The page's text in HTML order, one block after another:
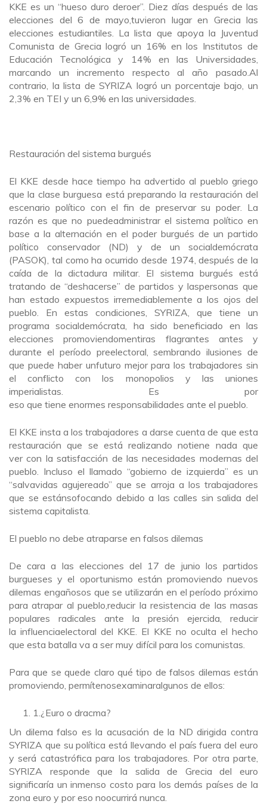
KKE es un “hueso duro deroer”. Diez días después de las
elecciones del 6 de mayo,tuvieron lugar en Grecia las
elecciones estudiantiles. La lista que apoya la Juventud
Comunista de Grecia logró un 16% en los Institutos de
Educación Tecnológica y 14% en las Universidades,
marcando un incremento respecto al año pasado.Al
contrario, la lista de SYRIZA logró un porcentaje bajo, un
2,3% en TEI y un 6,9% en las universidades.
Restauración del sistema burgués
El KKE desde hace tiempo ha advertido al pueblo griego
que la clase burguesa está preparando la restauración del
escenario político con el fin de preservar su poder. La
razón es que no puedeadministrar el sistema político en
base a la alternación en el poder burgués de un partido
político conservador (ND) y de un socialdemócrata
(PASOK), tal como ha ocurrido desde 1974, después de la
caída de la dictadura militar. El sistema burgués está
tratando de “deshacerse” de partidos y laspersonas que
han estado expuestos irremediablemente a los ojos del
pueblo. En estas condiciones, SYRIZA, que tiene un
programa socialdemócrata, ha sido beneficiado en las
elecciones promoviendomentiras flagrantes antes y
durante el período preelectoral, sembrando ilusiones de
que puede haber unfuturo mejor para los trabajadores sin
el conflicto con los monopolios y las uniones
imperialistas. Es por
eso que tiene enormes responsabilidades ante el pueblo.
El KKE insta a los trabajadores a darse cuenta de que esta
restauración que se está realizando notiene nada que
ver con la satisfacción de las necesidades modernas del
pueblo. Incluso el llamado “gobierno de izquierda” es un
“salvavidas agujereado” que se arroja a los trabajadores
que se estánsofocando debido a las calles sin salida del
sistema capitalista.
El pueblo no debe atraparse en falsos dilemas
De cara a las elecciones del 17 de junio los partidos
burgueses y el oportunismo están promoviendo nuevos
dilemas engañosos que se utilizarán en el período próximo
para atrapar al pueblo,reducir la resistencia de las masas
populares radicales ante la presión ejercida, reducir
la influenciaelectoral del KKE. El KKE no oculta el hecho
que esta batalla va a ser muy difícil para los comunistas.
Para que se quede claro qué tipo de falsos dilemas están
promoviendo, permítenosexaminaralgunos de ellos:
1.¿Euro o dracma?
Un dilema falso es la acusación de la ND dirigida contra
SYRIZA que su política está llevando el país fuera del euro
y será catastrófica para los trabajadores. Por otra parte,
SYRIZA responde que la salida de Grecia del euro
significaría un inmenso costo para los demás países de la
zona euro y por eso noocurrirá nunca.